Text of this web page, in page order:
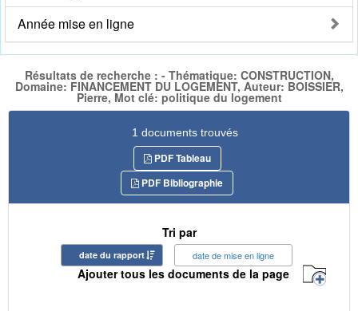
Année mise en ligne
Résultats de recherche : - Thématique: CONSTRUCTION,
Domaine: FINANCEMENT DU LOGEMENT, Auteur: BOISSIER,
Pierre, Mot clé: politique du logement
1 documents trouvés
PDF Tableau
PDF Bibliographie
Tri par
date du rapport date de mise en ligne
Ajouter tous les documents de la page